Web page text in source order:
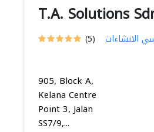
T.A. Solutions
(5) الانشاءات
905, Block A,
Kelana Centre
Point 3, Jalan
SS7/9,...